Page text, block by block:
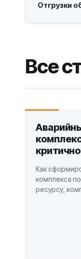
Отгрузки
Все
Как
комплекса
ресурсу,